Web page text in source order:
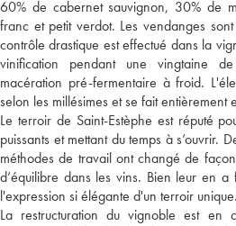
60% de cabernet sauvignon, 30% de
franc et petit verdot. Les vendanges
contrôle drastique est effectué dans la
vinification pendant une vingtaine
macération pré-fermentaire à froid.
selon les millésimes et se fait entièrement
Le terroir de Saint-Estèphe est réputé
puissants et mettant du temps à s’ouvrir.
méthodes de travail ont changé de
d’équilibre dans les vins. Bien leur en
l'expression si élégante d'un terroir unique.
La restructuration du vignoble est en